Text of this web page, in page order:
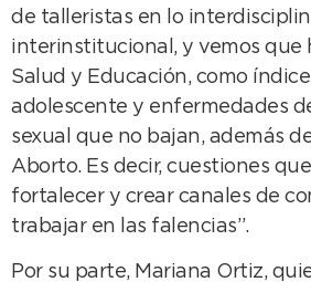
de talleristas en lo
interinstitucional, y vemos que
Salud y Educación, como
adolescente y enfermedades
sexual que no bajan, además
Aborto. Es decir, cuestiones
fortalecer y crear canales de
trabajar en las falencias”.
Por su parte, Mariana Ortiz,